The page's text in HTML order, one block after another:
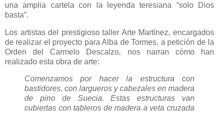
una amplia cartela con la leyenda teresiana “solo Dios
basta”.
Los artistas del prestigioso taller Arte Martínez, encargados
de realizar el proyecto para Alba de Tormes, a petición de la
Orden del Carmelo Descalzo, nos narran cómo han
realizado esta obra de arte:
Comenzamos por hacer la estructura con
bastidores, con largueros y cabezales en madera
de pino de Suecia. Estas estructuras van
cubiertas con tableros de madera a veta cruzada